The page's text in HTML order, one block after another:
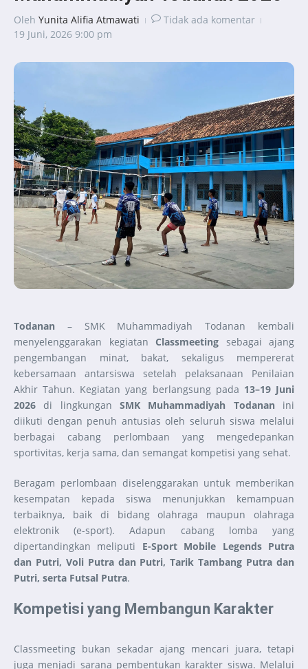
Oleh Yunita Alifia Atmawati
Tidak ada komentar
19 Juni, 2026 9:00 pm
Todanan – SMK Muhammadiyah Todanan kembali
menyelenggarakan kegiatan Classmeeting sebagai ajang
pengembangan minat, bakat, sekaligus mempererat
kebersamaan antarsiswa setelah pelaksanaan Penilaian
Akhir Tahun. Kegiatan yang berlangsung pada 13–19 Juni
2026 di lingkungan SMK Muhammadiyah Todanan ini
diikuti dengan penuh antusias oleh seluruh siswa melalui
berbagai cabang perlombaan yang mengedepankan
sportivitas, kerja sama, dan semangat kompetisi yang sehat.
Beragam perlombaan diselenggarakan untuk memberikan
kesempatan kepada siswa menunjukkan kemampuan
terbaiknya, baik di bidang olahraga maupun olahraga
elektronik (e-sport). Adapun cabang lomba yang
dipertandingkan meliputi E-Sport Mobile Legends Putra
dan Putri, Voli Putra dan Putri, Tarik Tambang Putra dan
Putri, serta Futsal Putra.
Kompetisi yang Membangun Karakter
Classmeeting bukan sekadar ajang mencari juara, tetapi
juga menjadi sarana pembentukan karakter siswa. Melalui